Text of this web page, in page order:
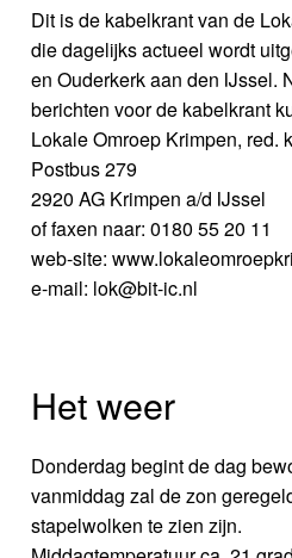
Dit is de kabelkrant van de
die dagelijks actueel wordt
en Ouderkerk aan den IJssel.
berichten voor de kabelkrant
Lokale Omroep Krimpen, red.
Postbus 279
2920 AG Krimpen a/d IJssel
of faxen naar: 0180 55 20 11
web-site:
e-mail: lok@bit-ic.nl
Het weer
Donderdag begint de dag
vanmiddag zal de zon
stapelwolken te zien zijn.